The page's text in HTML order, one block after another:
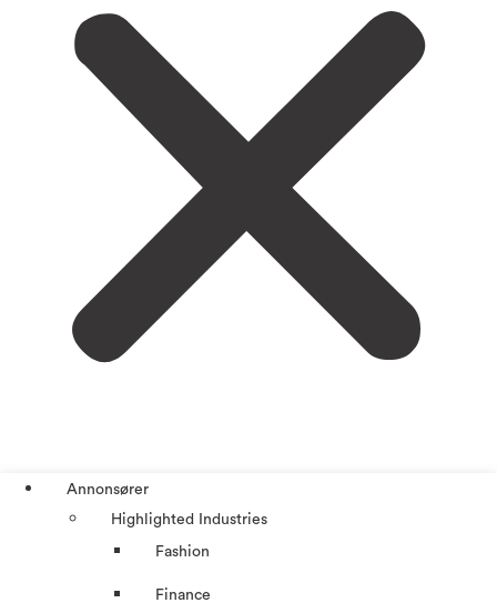
Annonsører
Highlighted Industries
Fashion
Finance